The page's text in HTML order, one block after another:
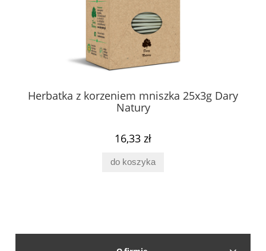
Herbatka z korzeniem mniszka 25x3g Dary
Natury
16,33 zł
do koszyka